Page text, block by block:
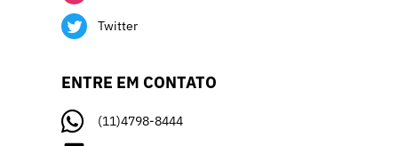
Twitter
ENTRE EM CONTATO
(11)4798-8444